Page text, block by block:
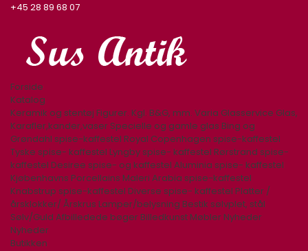
+45 28 89 68 07
Forside
Katalog
Keramik og stentøj Figurer. Kgl. B&G, mm. Varia Glasservice Glas,
Karafler,kander,vaser Specielle og gamle glas Bing og
Grøndahl spise-kaffestel Royal Copenhagen spise-kaffestel
Tyske spise- kaffestel Lyngby spise- kaffestel Rørstrand spise-
kaffestel Desiree spise- og kaffestel Aluminia spise- kaffestel
Kjøbenhavns Porcellains Maleri Arabia spise-kaffestel
Knabstrup spise-kaffestel Diverse spise- kaffestel Platter /
årsklokker/ Årskrus Lamper/belysning Bestik sølvplet, stål
Sølv/Guld Afbilledede bøger Billedkunst Møbler Nyheder
Nyheder
Butikken